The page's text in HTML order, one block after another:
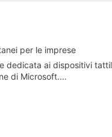
per le imprese
dedicata ai dispositivi
di Microsoft.…